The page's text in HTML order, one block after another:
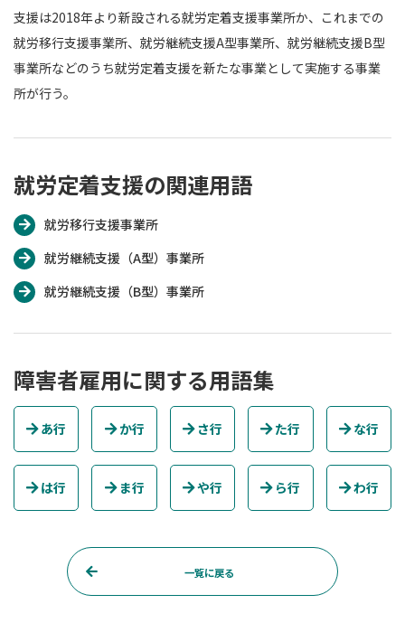
支援は2018年より新設される就労定着支援事業所か、これまでの
就労移行支援事業所、就労継続支援A型事業所、就労継続支援B型
事業所などのうち就労定着支援を新たな事業として実施する事業
所が行う。
就労定着支援の関連用語
就労移行支援事業所
就労継続支援（A型）事業所
就労継続支援（B型）事業所
障害者雇用に関する用語集
あ行 か行 さ行 た行 な行
は行 ま行 や行 ら行 わ行
一覧に戻る